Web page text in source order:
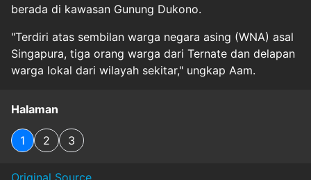
berada di kawasan Gunung Dukono.
"Terdiri atas sembilan warga negara asing (WNA) asal
Singapura, tiga orang warga dari Ternate dan delapan
warga lokal dari wilayah sekitar," ungkap Aam.
Halaman
1 2 3
Original Source